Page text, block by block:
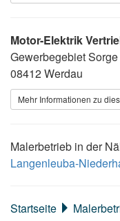
Motor-Elektrik
Gewerbegebiet
08412 Werdau
Mehr Informationen zu
Malerbetrieb in der
Langenleuba-
Startseite